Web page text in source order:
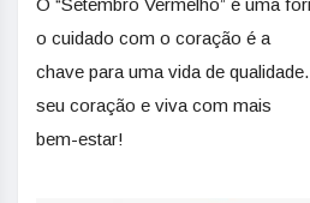
O “Setembro Vermelho” é uma
o cuidado com o coração é a
chave para uma vida de
seu coração e viva com mais
bem-estar!